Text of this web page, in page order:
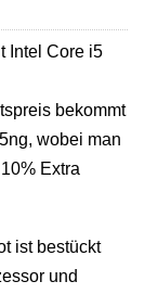
bekommt
wobei man
Extra
ist bestückt
und